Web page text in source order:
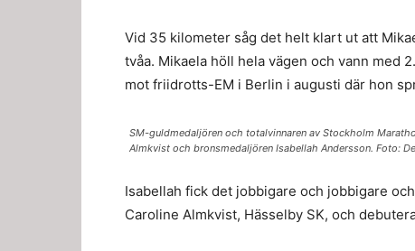
Vid 35 kilometer såg det helt klart ut att
tvåa. Mikaela höll hela vägen och vann med
mot friidrotts-EM i Berlin i augusti där hon
SM-guldmedaljören och totalvinnaren av Stockholm
Almkvist och bronsmedaljören Isabellah Andersson. Foto:
Isabellah fick det jobbigare och jobbigare
Caroline Almkvist, Hässelby SK, och